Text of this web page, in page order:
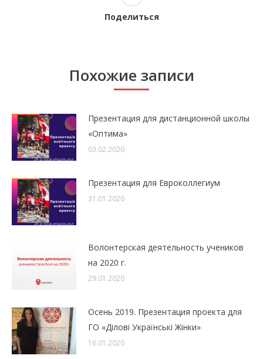
Поделиться
Похожие записи
Презентация для дистанционной школы
«Оптима»
03.02.2020
Презентация для Евроколлегиум
31.01.2020
Волонтерская деятельность учеников
на 2020 г.
29.01.2020
Осень 2019. Презентация проекта для
ГО «Ділові Українські Жінки»
16.01.2020